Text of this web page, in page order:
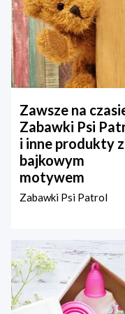
Zawsze na
Zabawki Psi
i inne produkty z
bajkowym
motywem
Zabawki Psi Patrol